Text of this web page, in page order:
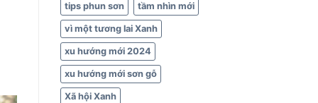
tips phun sơn tầm nhìn mới
vì một tương lai Xanh
xu hướng mới 2024
xu hướng mới sơn gỗ
Xã hội Xanh